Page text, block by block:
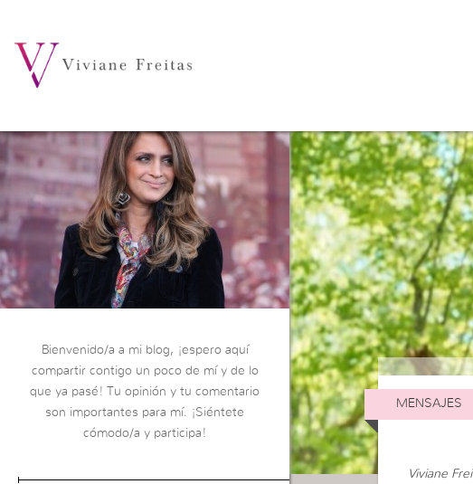
Bienvenido/a a mi blog, ¡espero aquí
compartir contigo un poco de mí y de lo
que ya pasé! Tu opinión y tu comentario
son importantes para mí. ¡Siéntete
cómodo/a y participa!
MENSAJES
Viviane